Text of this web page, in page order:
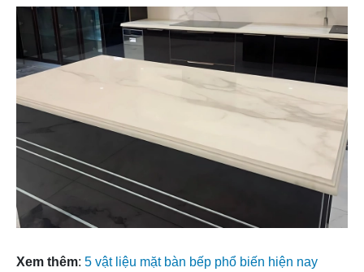
Xem thêm: 5 vật liệu mặt bàn bếp phổ biến hiện nay